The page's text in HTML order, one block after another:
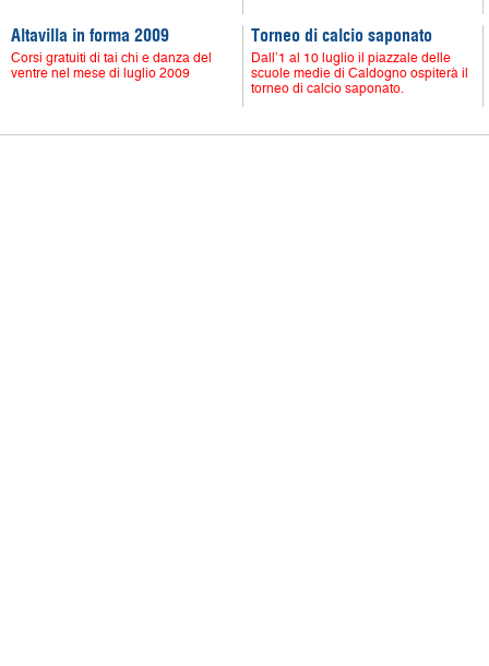
Altavilla in forma 2009
Corsi gratuiti di tai chi e danza del
ventre nel mese di luglio 2009
Torneo di calcio saponato
Dall’1 al 10 luglio il piazzale delle
scuole medie di Caldogno ospiterà il
torneo di calcio saponato.